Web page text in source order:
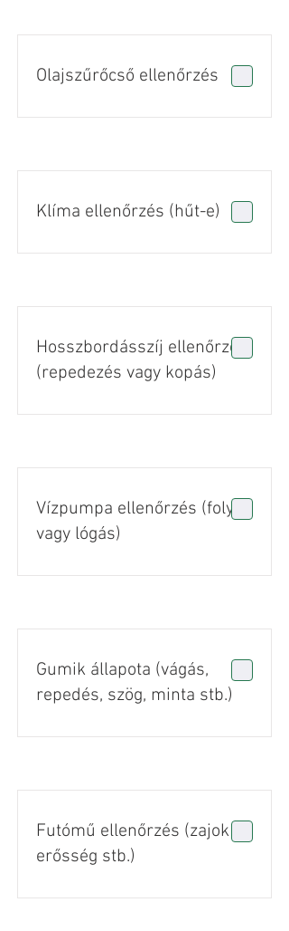
Olajszűrőcső ellenőrzés
Klíma ellenőrzés (hűt-e)
Hosszbordásszíj ellenőrzés
(repedezés vagy kopás)
Vízpumpa ellenőrzés (folyás
vagy lógás)
Gumik állapota (vágás,
repedés, szög, minta stb.)
Futómű ellenőrzés (zajok +
erősség stb.)